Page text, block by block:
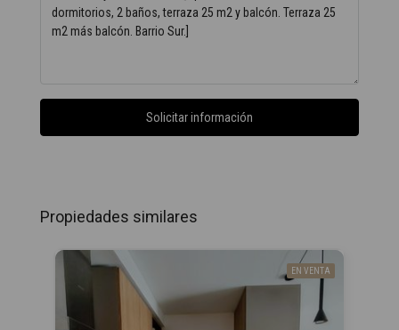
Solicitar información
Propiedades similares
EN VENTA